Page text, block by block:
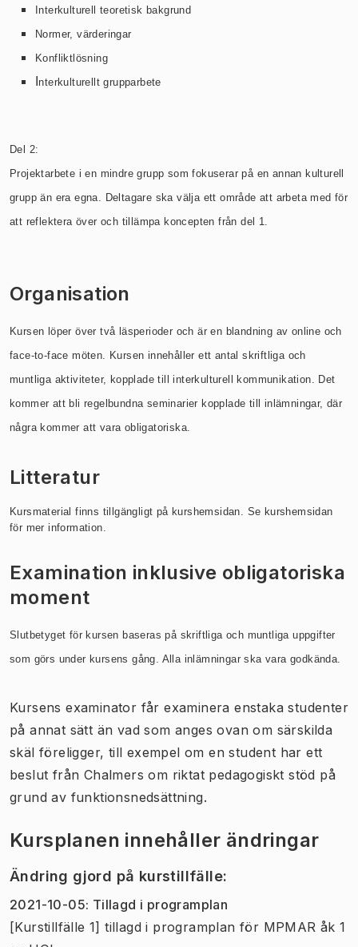
Interkulturell teoretisk bakgrund
Normer, värderingar
Konfliktlösning
Interkulturellt grupparbete
Del 2:
Projektarbete i en mindre grupp som fokuserar på en annan kulturell
grupp än era egna. Deltagare ska välja ett område att arbeta med för
att reflektera över och tillämpa koncepten från del 1.
Organisation
Kursen löper över två läsperioder och är en blandning av online och
face-to-face möten. Kursen innehåller ett antal skriftliga och
muntliga aktiviteter, kopplade till interkulturell kommunikation. Det
kommer att bli regelbundna seminarier kopplade till inlämningar, där
några kommer att vara obligatoriska.
Litteratur
Kursmaterial finns tillgängligt på kurshemsidan. Se kurshemsidan
för mer information.
Examination inklusive obligatoriska
moment
Slutbetyget för kursen baseras på skriftliga och muntliga uppgifter
som görs under kursens gång. Alla inlämningar ska vara godkända.
Kursens examinator får examinera enstaka studenter
på annat sätt än vad som anges ovan om särskilda
skäl föreligger, till exempel om en student har ett
beslut från Chalmers om riktat pedagogiskt stöd på
grund av funktionsnedsättning.
Kursplanen innehåller ändringar
Ändring gjord på kurstillfälle:
2021-10-05: Tillagd i programplan
[Kurstillfälle 1] tillagd i programplan för MPMAR åk 1